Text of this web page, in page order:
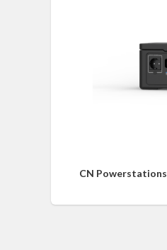
CN Powerstations